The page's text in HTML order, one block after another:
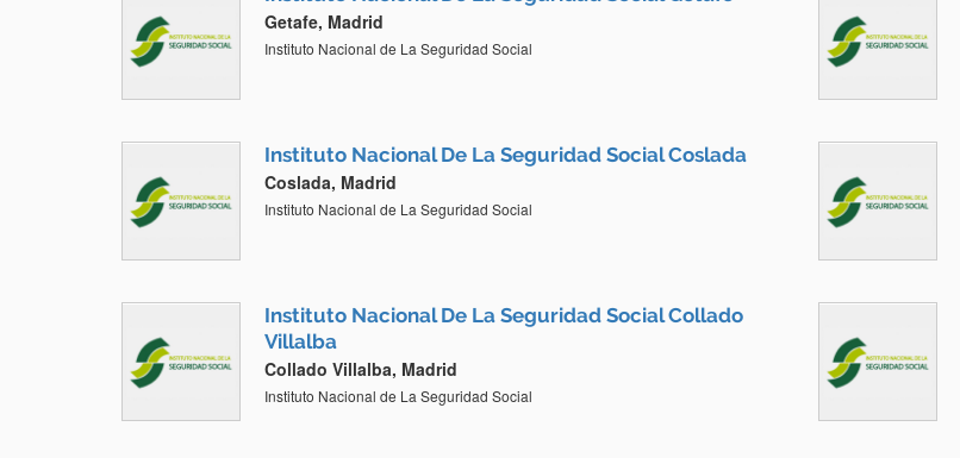
Getafe, Madrid
Instituto Nacional de La Seguridad Social
Instituto Nacional De La Seguridad Social Coslada
Coslada, Madrid
Instituto Nacional de La Seguridad Social
Instituto Nacional De La Seguridad Social Collado
Villalba
Collado Villalba, Madrid
Instituto Nacional de La Seguridad Social